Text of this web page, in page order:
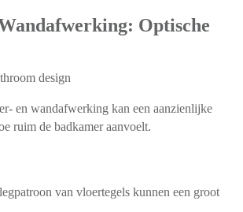
Optische
en wandafwerking kan een aanzienlijke
ruim de badkamer aanvoelt.
van vloertegels kunnen een groot